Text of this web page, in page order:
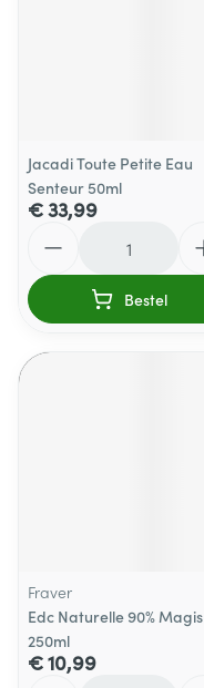
Jacadi Toute Petite Eau
Senteur 50ml
€ 33,99
Bestel
Fraver
Edc Naturelle 90% Magis
250ml
€ 10,99